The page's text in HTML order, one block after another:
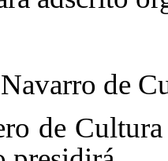
de
de